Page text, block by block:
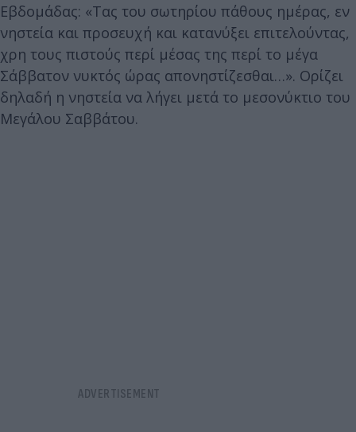
Εβδομάδας: «Τας του σωτηρίου πάθους ημέρας, εν
νηστεία και προσευχή και κατανύξει επιτελούντας,
χρη τους πιστούς περί μέσας της περί το μέγα
Σάββατον νυκτός ώρας απονηστίζεσθαι…». Ορίζει
δηλαδή η νηστεία να λήγει μετά το μεσονύκτιο του
Μεγάλου Σαββάτου.